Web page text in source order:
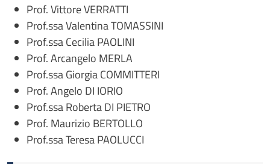
Prof. Vittore VERRATTI
Prof.ssa Valentina TOMASSINI
Prof.ssa Cecilia PAOLINI
Prof. Arcangelo MERLA
Prof.ssa Giorgia COMMITTERI
Prof. Angelo DI IORIO
Prof.ssa Roberta DI PIETRO
Prof. Maurizio BERTOLLO
Prof.ssa Teresa PAOLUCCI